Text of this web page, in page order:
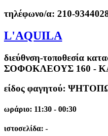
τηλέφωνο/α: 210-
L'AQUILA
διεύθνση-τοποθεσία
ΣΟΦΟΚΛΕΟΥΣ 160 -
είδος φαγητού:
ωράριο: 11:30 - 00:30
ιστοσελίδα: -